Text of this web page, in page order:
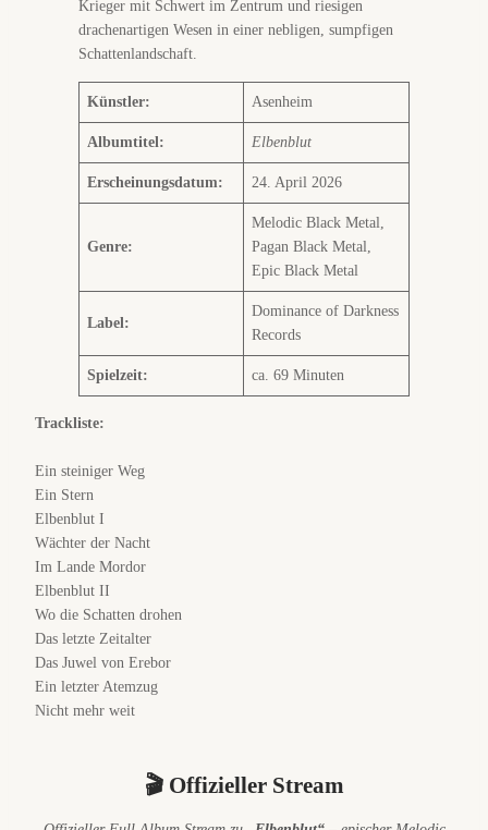
Künstler: Asenheim
Albumtitel: Elbenblut
Erscheinungsdatum: 24. April 2026
Genre:
Melodic Black Metal,
Pagan Black Metal,
Epic Black Metal
Label:
Dominance of Darkness
Records
Spielzeit: ca. 69 Minuten
Trackliste:
Ein steiniger Weg
Ein Stern
Elbenblut I
Wächter der Nacht
Im Lande Mordor
Elbenblut II
Wo die Schatten drohen
Das letzte Zeitalter
Das Juwel von Erebor
Ein letzter Atemzug
Nicht mehr weit
🎬 Offizieller Stream